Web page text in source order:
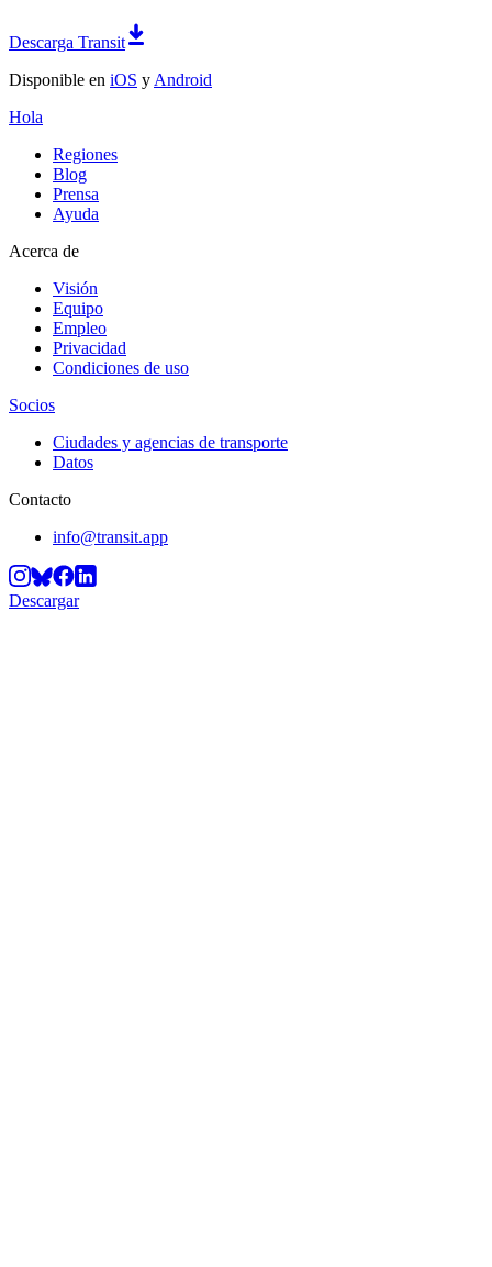
Descarga Transit
Disponible en iOS y Android
Hola
Regiones
Blog
Prensa
Ayuda
Acerca de
Visión
Equipo
Empleo
Privacidad
Condiciones de uso
Socios
Ciudades y agencias de transporte
Datos
Contacto
info@transit.app
Descargar